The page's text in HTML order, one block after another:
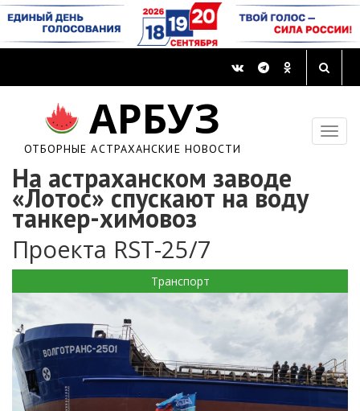
АРБУЗ
ОТБОРНЫЕ АСТРАХАНСКИЕ НОВОСТИ
На астраханском заводе
«Лотос» спускают на воду
танкер-химовоз
Проекта RST-25/7
Транспорт